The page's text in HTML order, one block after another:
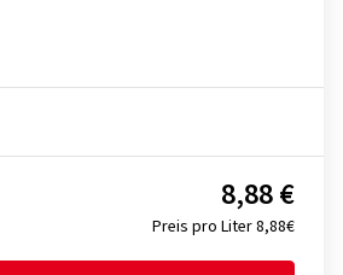
Preis pro Liter 8,88€
8,88 €